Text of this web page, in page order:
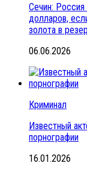
Сечин:
долларов,
золота в
06.06.2026
Криминал
Известный
порнографии
16.01.2026